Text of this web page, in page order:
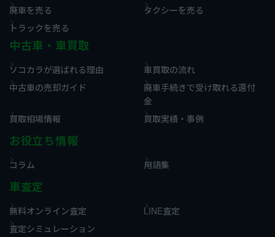
廃車を売る
タクシーを売る
トラックを売る
中古車・車買取
ソコカラが選ばれる理由
車買取の流れ
中古車の売却ガイド
廃車手続きで受け取れる還付
金
買取相場情報
買取実績・事例
お役立ち情報
コラム 用語集
車査定
無料オンライン査定
LINE査定
査定シミュレーション